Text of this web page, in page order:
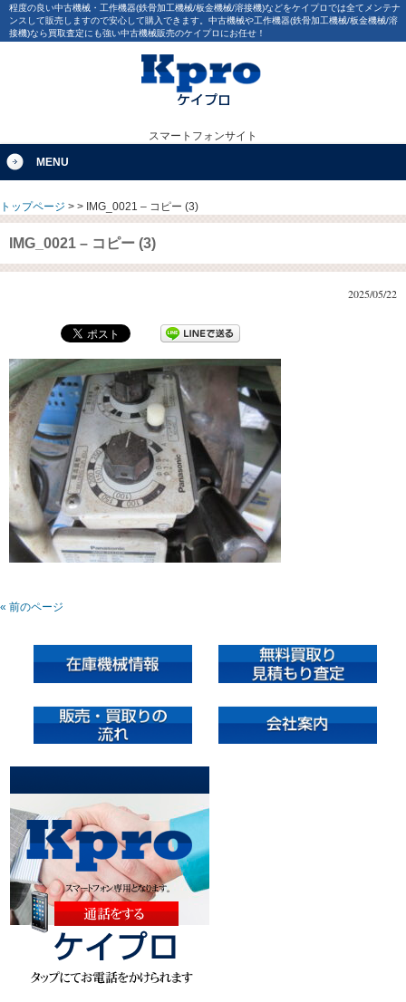
程度の良い中古機械・工作機器(鉄骨加工機械/板金機械/溶接機)などをケイプロでは全てメンテナ
ンスして販売しますので安心して購入できます。中古機械や工作機器(鉄骨加工機械/板金機械/溶
接機)なら買取査定にも強い中古機械販売のケイプロにお任せ！
スマートフォンサイト
MENU
トップページ > > IMG_0021 – コピー (3)
IMG_0021 – コピー (3)
2025/05/22
« 前のページ